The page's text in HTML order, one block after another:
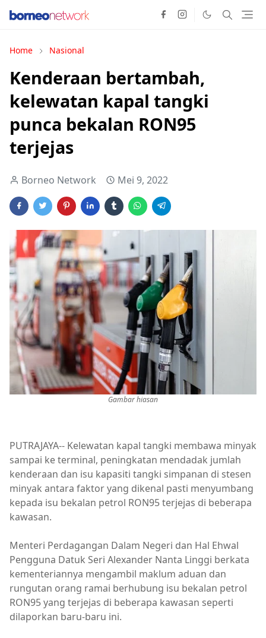
Home Nasional
Kenderaan bertambah,
kelewatan kapal tangki
punca bekalan RON95
terjejas
Borneo Network Mei 9, 2022
Gambar hiasan
PUTRAJAYA-- Kelewatan kapal tangki membawa minyak
sampai ke terminal, peningkatan mendadak jumlah
kenderaan dan isu kapasiti tangki simpanan di stesen
minyak antara faktor yang dikenal pasti menyumbang
kepada isu bekalan petrol RON95 terjejas di beberapa
kawasan.
Menteri Perdagangan Dalam Negeri dan Hal Ehwal
Pengguna Datuk Seri Alexander Nanta Linggi berkata
kementeriannya mengambil maklum aduan dan
rungutan orang ramai berhubung isu bekalan petrol
RON95 yang terjejas di beberapa kawasan seperti
dilaporkan baru-baru ini.